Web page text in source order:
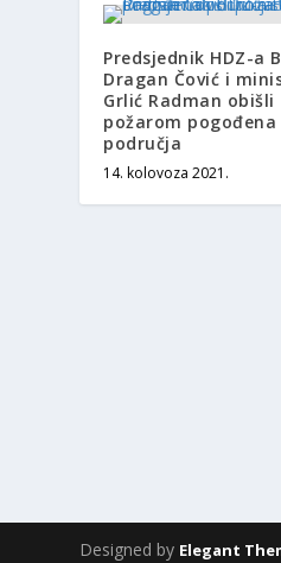
Predsjednik HDZ-a
Dragan Čović i
Grlić Radman obišli
požarom pogođena
područja
14. kolovoza 2021.
Designed by Elegant